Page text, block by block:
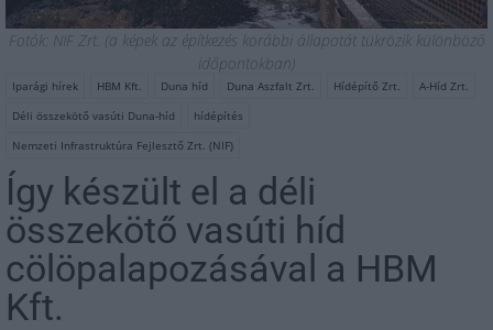
Fotók: NIF Zrt. (a képek az építkezés korábbi állapotát tükrözik különböző
időpontokban)
Iparági hírek HBM Kft. Duna híd Duna Aszfalt Zrt. Hídépítő Zrt.
A-Híd Zrt.
Déli összekötő vasúti Duna-híd
hídépítés
Nemzeti Infrastruktúra Fejlesztő Zrt. (NIF)
Így készült el a déli
összekötő vasúti híd
cölöpalapozásával a HBM
Kft.